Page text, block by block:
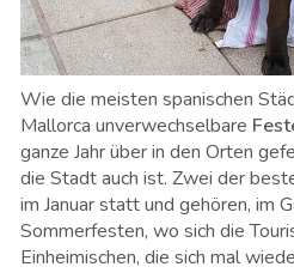
Wie die meisten spanischen
Mallorca unverwechselbare
ganze Jahr über in den Orten
die Stadt auch ist. Zwei der
im Januar statt und gehören, im
Sommerfesten, wo sich die
Einheimischen, die sich mal